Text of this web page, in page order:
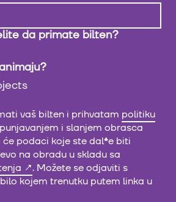
da primate bilten?
vaš bilten i prihvatam politiku
i slanjem obrasca
podaci koje ste dal*e biti
na obradu u skladu sa
. Možete se odjaviti s
kojem trenutku putem linka u